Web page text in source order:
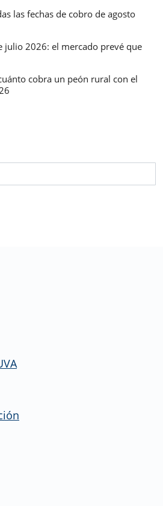
las fechas de cobro de agosto
julio 2026: el mercado prevé que
cobra un peón rural con el